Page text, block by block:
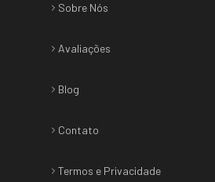
Sobre Nós
Avaliações
Blog
Contato
Termos e Privacidade